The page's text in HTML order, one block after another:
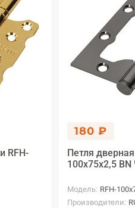
RFH-
180 ₽
Петля
100x75x2,5
Модель RFH-
Производители